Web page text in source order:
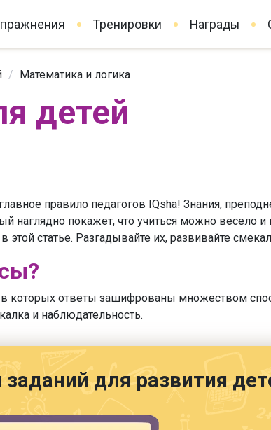
Тренировки Награды
/ Математика и логика
детей
правило педагогов IQsha! Знания,
наглядно покажет, что учиться можно
статье. Разгадывайте их, развивайте
которых ответы зашифрованы множеством
и наблюдательность.
заданий для развития